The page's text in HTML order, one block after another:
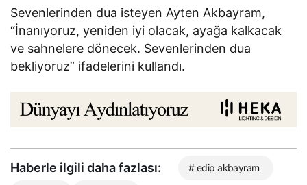
Sevenlerinden dua isteyen Ayten Akbayram,
“İnanıyoruz, yeniden iyi olacak, ayağa kalkacak
ve sahnelere dönecek. Sevenlerinden dua
bekliyoruz” ifadelerini kullandı.
Haberle ilgili daha fazlası: # edip akbayram